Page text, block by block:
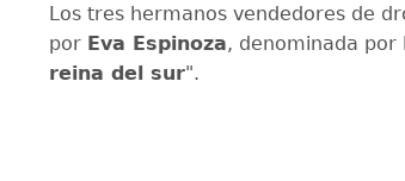
Los tres hermanos vendedores de
por Eva Espinoza, denominada por
reina del sur".